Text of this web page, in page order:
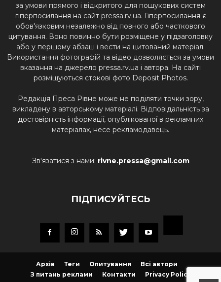
за умови прямого і відкритого для пошукових систем
гіперпосилання на сайт pressa.rv.ua. Гіперпосилання є
обов'язковим незалежно від повного або часткового
цитування. Воно повинно бути розміщене у підзаголовку
або у першому абзаці і вести на цитований матеріал.
Використання фотографій та відео дозволяється за умови
вказання на джерело pressa.rv.ua і автора. На сайті
розміщуються стокові фото Deposit Photos.
Редакція Преса Рівне може не поділяти точки зору,
викладену в авторському матеріалі. Відповідальність за
достовірність інформації, опублікованої в рекламних
матеріалах, несе рекламодавець.
Зв'язатися з нами: rivne.pressa@gmail.com
ПІДПИСУЙТЕСЬ
Архів Теги Опитування
Всі автори
З питань реклами
Контакти Privacy Policy